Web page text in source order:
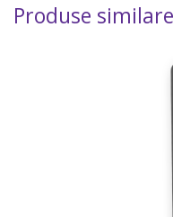
Produse similare